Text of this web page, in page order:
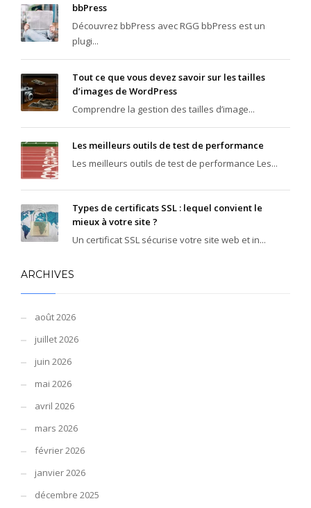
bbPress
Découvrez bbPress avec RGG bbPress est un
plugi...
Tout ce que vous devez savoir sur les tailles
d’images de WordPress
Comprendre la gestion des tailles d’image...
Les meilleurs outils de test de performance
Les meilleurs outils de test de performance Les...
Types de certificats SSL : lequel convient le
mieux à votre site ?
Un certificat SSL sécurise votre site web et in...
ARCHIVES
août 2026
juillet 2026
juin 2026
mai 2026
avril 2026
mars 2026
février 2026
janvier 2026
décembre 2025